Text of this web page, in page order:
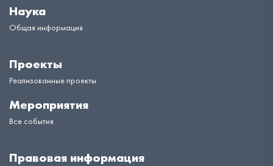
Наука
Общая информация
Проекты
Реализованные проекты
Мероприятия
Все события
Правовая информация